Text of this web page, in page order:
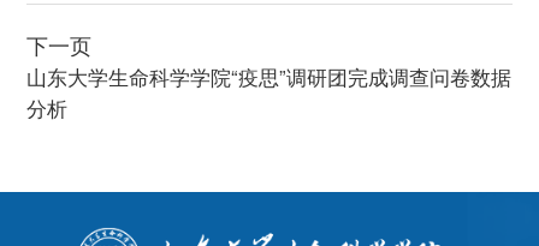
下一页
山东大学生命科学学院“疫思”调研团完成调查问卷数据
分析